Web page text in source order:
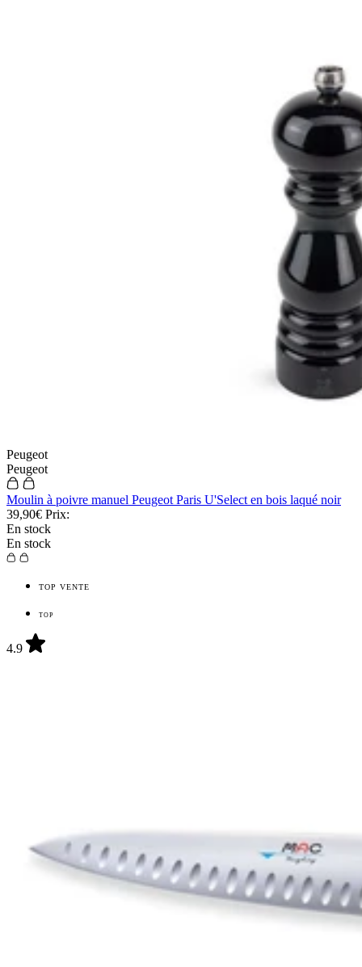
Peugeot
Peugeot
Moulin à poivre manuel Peugeot Paris U'Select en bois laqué noir
39,90€ Prix:
En stock
En stock
TOP VENTE
TOP
4.9